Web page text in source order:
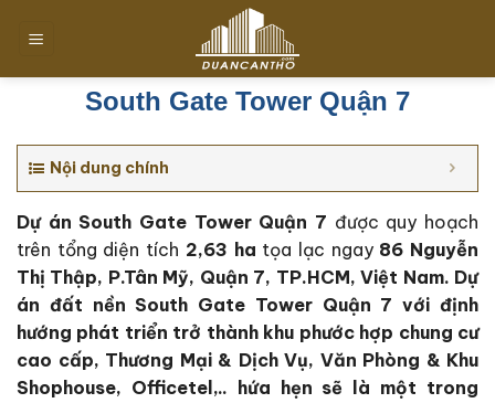
đến
South Gate Tower Quận 7
Nội dung chính
Dự án South Gate Tower Quận 7 được quy hoạch
trên tổng diện tích 2,63 ha tọa lạc ngay 86 Nguyễn
Thị Thập, P.Tân Mỹ, Quận 7, TP.HCM, Việt Nam. Dự
án đất nền South Gate Tower Quận 7 với định
hướng phát triển trở thành khu phước hợp chung cư
cao cấp, Thương Mại & Dịch Vụ, Văn Phòng & Khu
Shophouse, Officetel,.. hứa hẹn sẽ là một trong